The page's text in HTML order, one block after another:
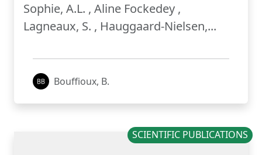
Sophie, A.L. , Aline Fockedey ,
Lagneaux, S. , Hauggaard-Nielsen,...
Bouffioux, B.
SCIENTIFIC PUBLICATIONS